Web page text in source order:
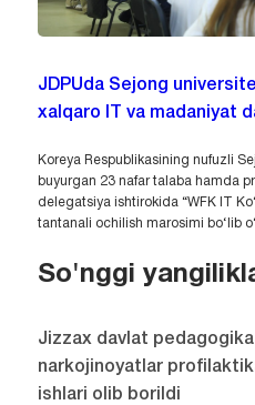
JDPUda Sejong
xalqaro IT va madaniyat
Koreya Respublikasining nufuzli
buyurgan 23 nafar talaba hamda
delegatsiya ishtirokida “WFK IT
tantanali ochilish marosimi bo‘lib
So'nggi
Jizzax davlat
narkojinoyatlar
ishlari olib borildi